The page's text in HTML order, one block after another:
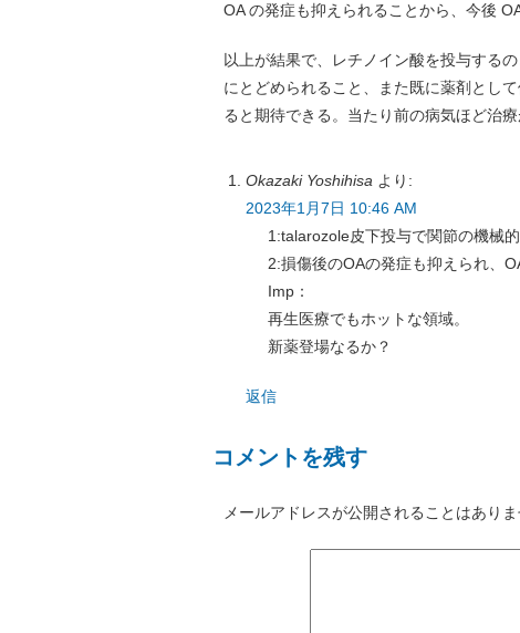
OA の発症も抑えられることから、今後
以上が結果で、レチノイン酸を投与する
にとどめられること、また既に薬剤とし
ると期待できる。当たり前の病気ほど治
Okazaki Yoshihisa より:
2023年1月7日 10:46 AM
1:talarozole皮下投与で関節の機械
2:損傷後のOAの発症も抑えられ、
Imp：
再生医療でもホットな領域。
新薬登場なるか？
返信
コメントを残す
メールアドレスが公開されることはありま